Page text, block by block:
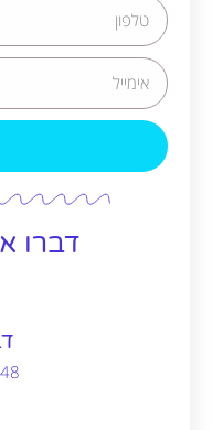
Alternative:
דברו